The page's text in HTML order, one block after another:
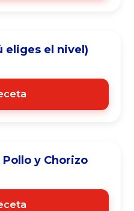
eliges el nivel)
Fit con Pollo y Chorizo